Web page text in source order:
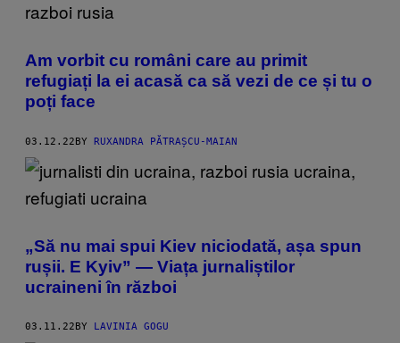
Am vorbit cu români care au primit
refugiați la ei acasă ca să vezi de ce și tu o
poți face
03.12.22BY RUXANDRA PĂTRAȘCU-MAIAN
„Să nu mai spui Kiev niciodată, așa spun
rușii. E Kyiv” — Viața jurnaliștilor
ucraineni în război
03.11.22 BY LAVINIA GOGU